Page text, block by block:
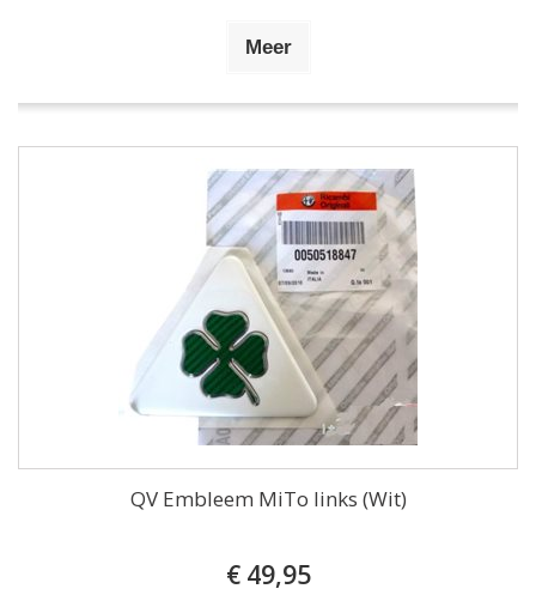
Meer
QV Embleem MiTo links (Wit)
€ 49,95